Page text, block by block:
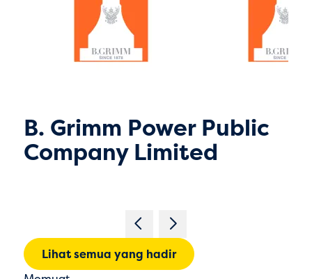
B. Grimm Power Public
Company Limited
Lihat semua yang hadir